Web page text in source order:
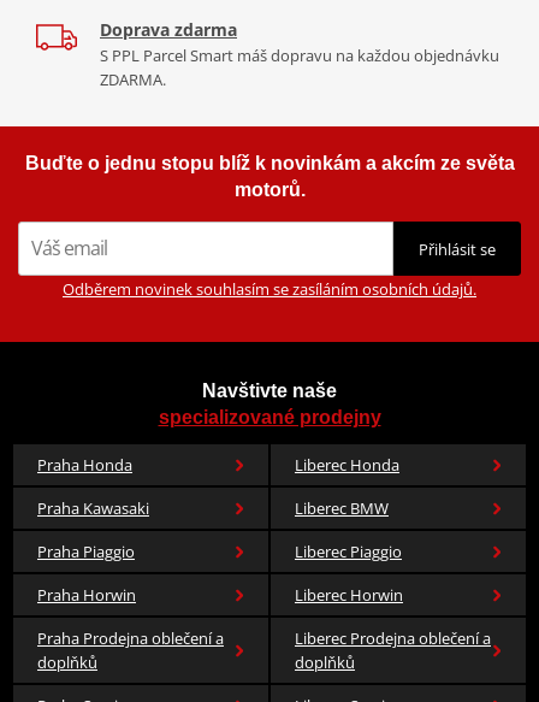
Doprava zdarma
S PPL Parcel Smart máš dopravu na každou objednávku
ZDARMA.
Buďte o jednu stopu blíž k novinkám a akcím ze světa
motorů.
Přihlásit se
Odběrem novinek souhlasím se zasíláním osobních údajů.
Navštivte naše
specializované prodejny
Praha Honda
Liberec Honda
Praha Kawasaki
Liberec BMW
Praha Piaggio
Liberec Piaggio
Praha Horwin
Liberec Horwin
Praha Prodejna oblečení a
doplňků
Liberec Prodejna oblečení a
doplňků